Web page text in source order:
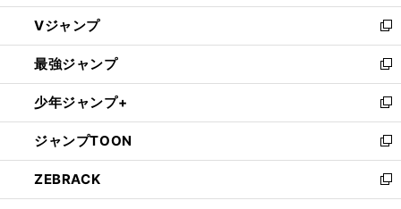
ウ
ィ
ン
ド
ウ
で
開
く
し
い
ウ
ィ
ン
ド
ウ
で
開
く
Vジャンプ
新
し
い
ウ
ィ
ン
ド
ウ
で
開
最強ジャンプ
新
し
い
ウ
ィ
ン
ド
ウ
少年ジャンプ+
新
し
い
ウ
ィ
ン
ジャンプTOON
新
し
い
ウ
ZEBRACK
新
し